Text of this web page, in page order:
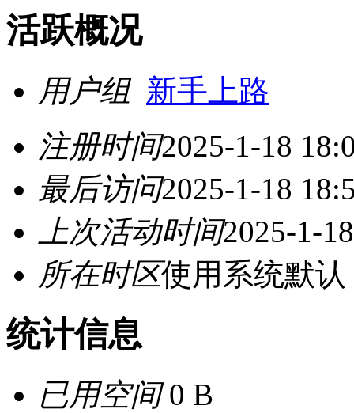
活跃概况
用户组 新手上路
注册时间2025-1-18
最后访问2025-1-18
上次活动时间2025-1-
所在时区使用系统默认
统计信息
已用空间0 B